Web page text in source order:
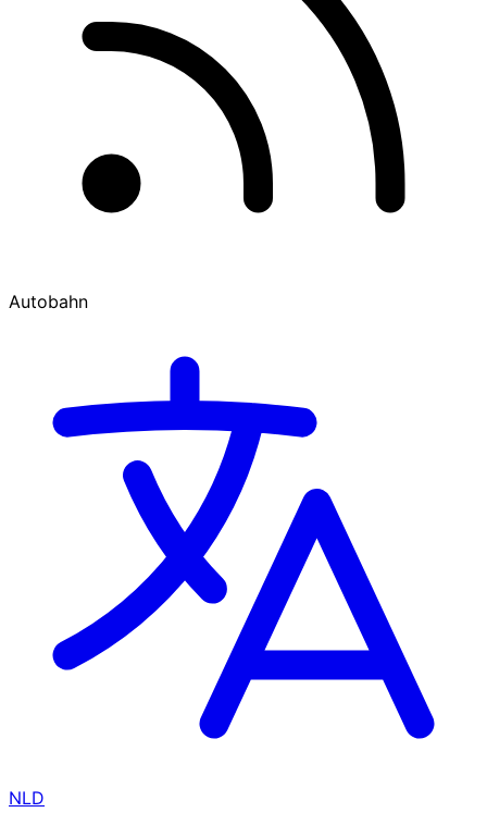
Autobahn
NLD